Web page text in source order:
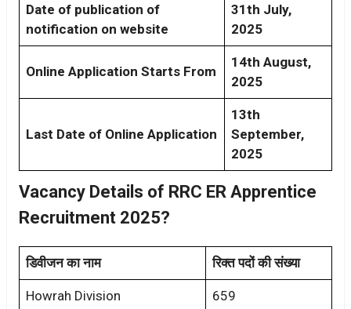
Date of publication of
notification on website
31th July,
2025
Online Application Starts From
14th August,
2025
Last Date of Online Application
13th
September,
2025
Vacancy Details of RRC ER Apprentice
Recruitment 2025?
डिवीजन का नाम रिक्त पदों की संख्या
Howrah Division 659